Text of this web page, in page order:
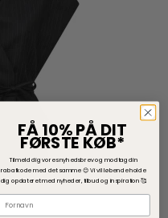
FÅ 10% PÅ DIT
FØRSTE KØB*
Tilmeld dig vores nyhedsbrev og modtag din
rabatkode med det samme 😊Vi vil løbende holde
dig opdateret med nyheder, tilbud og inspiration 🥰